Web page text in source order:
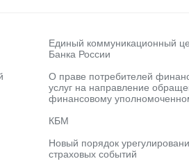
Единый коммуникационный
Банка России
О праве потребителей
услуг на направление
финансовому
КБМ
Новый порядок
страховых событий